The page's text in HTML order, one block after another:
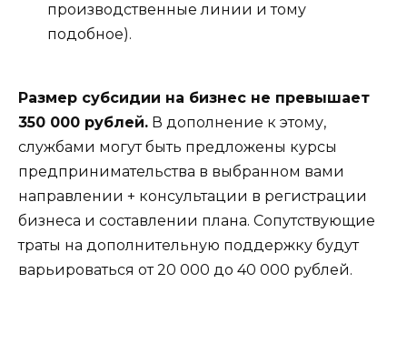
производственные линии и тому
подобное).
Размер субсидии на бизнес не превышает
350 000 рублей. В дополнение к этому,
службами могут быть предложены курсы
предпринимательства в выбранном вами
направлении + консультации в регистрации
бизнеса и составлении плана. Сопутствующие
траты на дополнительную поддержку будут
варьироваться от 20 000 до 40 000 рублей.